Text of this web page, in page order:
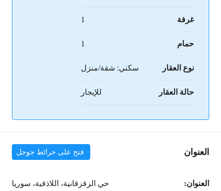
غرفة 1
حمام 1
نوع العقار سكني: شقة/منزل
حالة العقار للإيجار
العنوان فتح على خرائط جوجل
العنوان: حي الزقزقانية، اللاذقية، سوريا